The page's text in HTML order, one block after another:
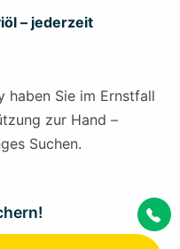
– jederzeit
haben Sie im Ernstfall
zur Hand –
Suchen.